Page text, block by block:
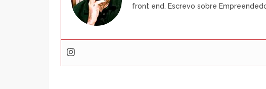
front end. Escrevo sobre